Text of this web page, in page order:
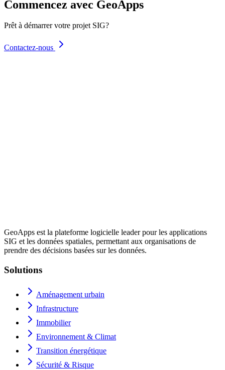
Commencez avec GeoApps
Prêt à démarrer votre projet SIG?
Contactez-nous
GeoApps est la plateforme logicielle leader pour les applications
SIG et les données spatiales, permettant aux organisations de
prendre des décisions basées sur les données.
Solutions
Aménagement urbain
Infrastructure
Immobilier
Environnement & Climat
Transition énergétique
Sécurité & Risque